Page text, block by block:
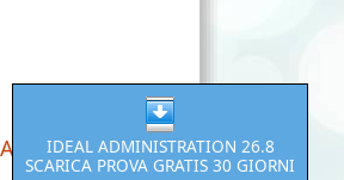
IDEAL ADMINISTRATION 26.8
SCARICA PROVA GRATIS 30 GIORNI